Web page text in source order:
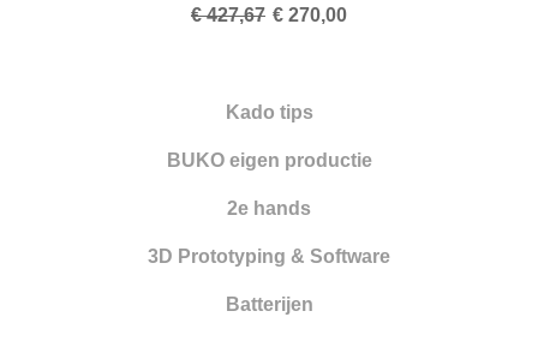
Kado tips
BUKO eigen productie
2e hands
3D Prototyping & Software
Batterijen
€ 427,67 € 270,00